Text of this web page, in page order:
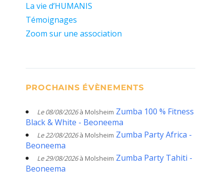
La vie d’HUMANIS
Témoignages
Zoom sur une association
PROCHAINS ÉVÈNEMENTS
Le 08/08/2026à Molsheim Zumba 100 % Fitness
Black & White - Beoneema
Le 22/08/2026à Molsheim Zumba Party Africa -
Beoneema
Le 29/08/2026à Molsheim Zumba Party Tahiti -
Beoneema